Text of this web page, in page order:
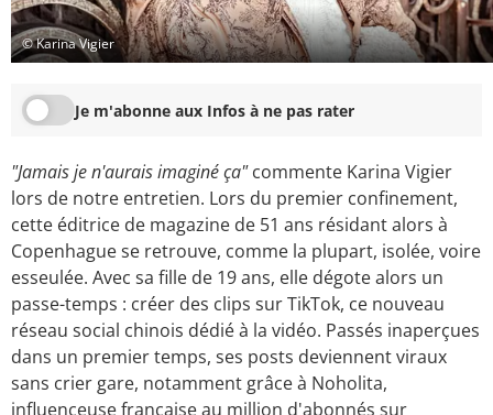
© Karina Vigier
Je m'abonne aux Infos à ne pas rater
"Jamais je n'aurais imaginé ça"commente Karina Vigier
lors de notre entretien. Lors du premier confinement,
cette éditrice de magazine de 51 ans résidant alors à
Copenhague se retrouve, comme la plupart, isolée, voire
esseulée. Avec sa fille de 19 ans, elle dégote alors un
passe-temps : créer des clips sur TikTok, ce nouveau
réseau social chinois dédié à la vidéo. Passés inaperçues
dans un premier temps, ses posts deviennent viraux
sans crier gare, notamment grâce à Noholita,
influenceusefrançaise au million d'abonnés sur